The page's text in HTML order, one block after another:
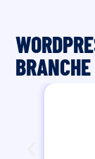
BRANCHE